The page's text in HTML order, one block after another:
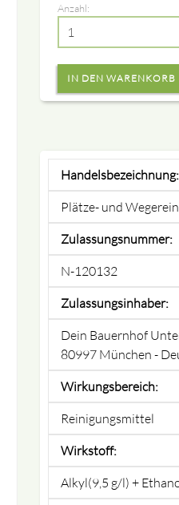
Anzahl:
Handelsbezeichnung:
Plätze- und Wegerein
Zulassungsnummer:
N-120132
Zulassungsinhaber:
Dein Bauernhof
80997 München -
Wirkungsbereich:
Reinigungsmittel
Wirkstoff:
Alkyl(9,5 g/l) +